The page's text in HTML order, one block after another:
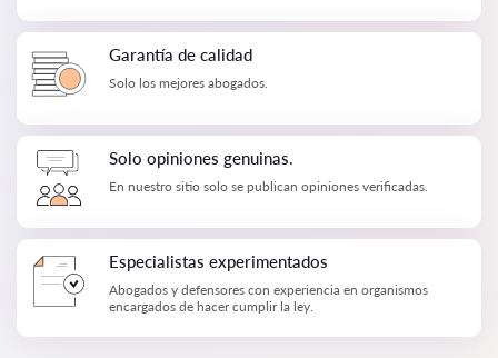
Garantía de calidad
Solo los mejores abogados.
Solo opiniones genuinas.
En nuestro sitio solo se publican opiniones verificadas.
Especialistas experimentados
Abogados y defensores con experiencia en organismos
encargados de hacer cumplir la ley.